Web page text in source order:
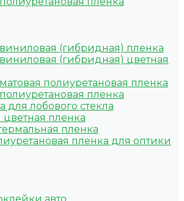
(гибридная) пленка
(гибридная) цветная
полиуретановая пленка
пленка
для лобового стекла
цветная пленка
пленка
пленка для оптики